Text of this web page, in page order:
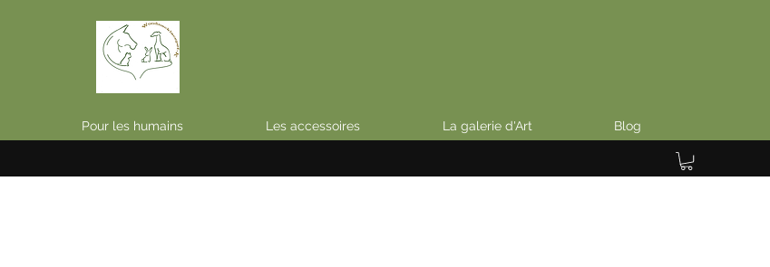
Pour les humains Les accessoires La galerie d'Art Blog